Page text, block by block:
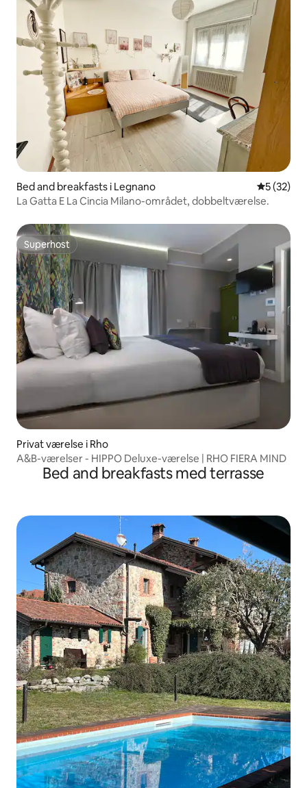
Bed and breakfasts i Legnano 5 ud af 5 i
5 (32)
La Gatta E La Cincia Milano-området, dobbeltværelse.
Superhost
Superhost
Privat værelse i Rho
A&B-værelser - HIPPO Deluxe-værelse | RHO FIERA MIND
Bed and breakfasts med terrasse